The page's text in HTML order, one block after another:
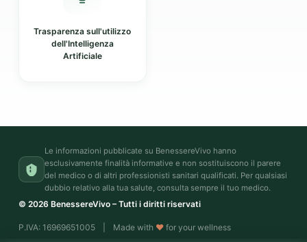
Trasparenza sull'utilizzo
dell'Intelligenza
Artificiale
Le informazioni pubblicate su BenessereVivo hanno
esclusivamente finalità informative e non sostituiscono il parere
del medico o di altri professionisti sanitari qualificati. Per qualsiasi
dubbio relativo alla tua salute, consulta sempre il tuo medico.
© 2026 BenessereVivo – Tutti i diritti riservati
P.IVA: 16969651005 Made with ♥for your wellness